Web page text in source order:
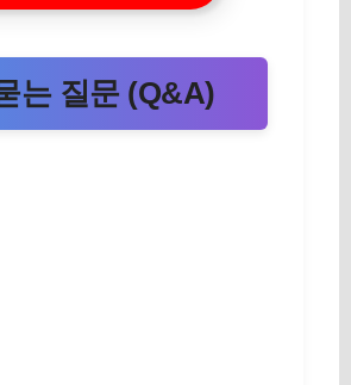
는 질문 (Q&A)